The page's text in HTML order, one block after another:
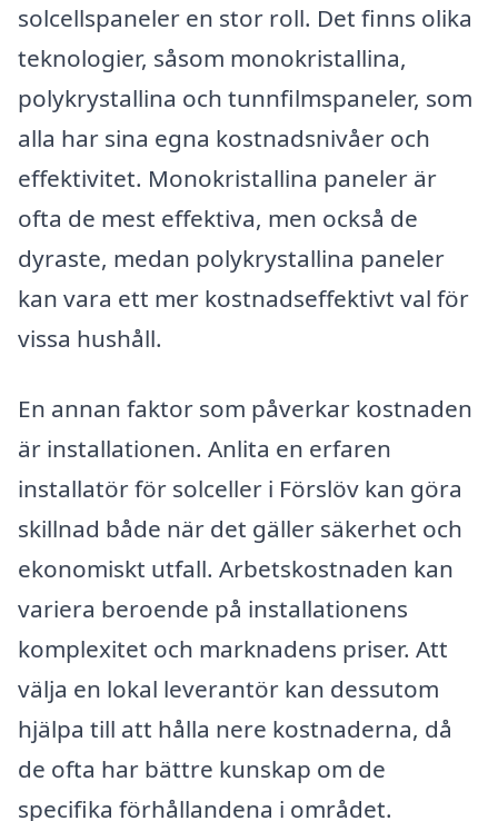
solcellspaneler en stor roll. Det finns olika
teknologier, såsom monokristallina,
polykrystallina och tunnfilmspaneler, som
alla har sina egna kostnadsnivåer och
effektivitet. Monokristallina paneler är
ofta de mest effektiva, men också de
dyraste, medan polykrystallina paneler
kan vara ett mer kostnadseffektivt val för
vissa hushåll.
En annan faktor som påverkar kostnaden
är installationen. Anlita en erfaren
installatör för solceller i Förslöv kan göra
skillnad både när det gäller säkerhet och
ekonomiskt utfall. Arbetskostnaden kan
variera beroende på installationens
komplexitet och marknadens priser. Att
välja en lokal leverantör kan dessutom
hjälpa till att hålla nere kostnaderna, då
de ofta har bättre kunskap om de
specifika förhållandena i området.